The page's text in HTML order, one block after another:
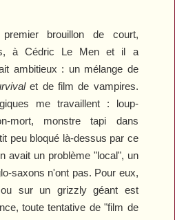
brouillon de court,
, à Cédric Le Men et il a
ambitieux : un mélange de
et de film de vampires.
me travaillent : loup-
mort, monstre tapi dans
peu bloqué là-dessus par ce
avait un problème "local", un
saxons n'ont pas. Pour eux,
sur un grizzly géant est
toute tentative de"film de